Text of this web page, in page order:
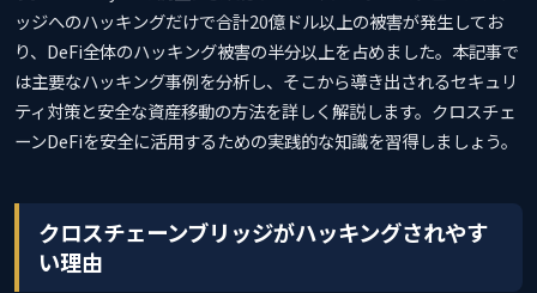
ッジへのハッキングだけで合計20億ドル以上の被害が発生してお
り、DeFi全体のハッキング被害の半分以上を占めました。本記事で
は主要なハッキング事例を分析し、そこから導き出されるセキュリ
ティ対策と安全な資産移動の方法を詳しく解説します。クロスチェ
ーンDeFiを安全に活用するための実践的な知識を習得しましょう。
クロスチェーンブリッジがハッキングされやす
い理由